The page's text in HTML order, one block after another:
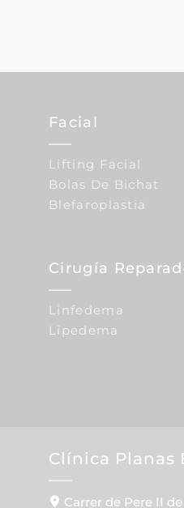
Facial
Lifting Facial
Bolas De Bichat
Blefaroplastia
Cirugía
Linfedema
Lipedema
Clínica Planas
Carrer de Pere II